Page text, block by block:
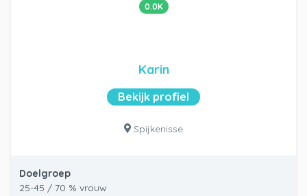
0.0K
Karin
Bekijk profiel
Spijkenisse
Doelgroep
25-45 / 70 % vrouw